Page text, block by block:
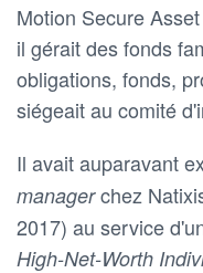
Motion Secure
il gérait des fonds
obligations, fonds,
siégeait au comité
Il avait auparavant
managerchez
2017) au service
High-Net-Worth